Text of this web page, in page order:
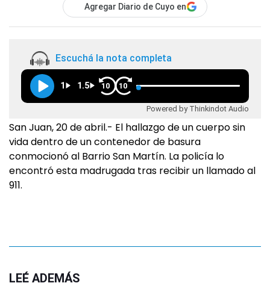
Agregar Diario de Cuyo en
Escuchá la nota completa
1 1.5 10 10
Powered by Thinkindot Audio
San Juan, 20 de abril.- El hallazgo de un cuerpo sin
vida dentro de un contenedor de basura
conmocionó al Barrio San Martín. La policía lo
encontró esta madrugada tras recibir un llamado al
911.
LEÉ ADEMÁS